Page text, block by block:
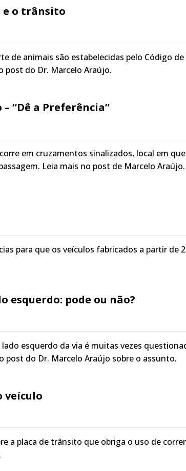
e o trânsito
de animais são estabelecidas pelo Código de
post do Dr. Marcelo Araújo.
“Dê a Preferência”
em cruzamentos sinalizados, local em
Leia mais no post de Marcelo Araújo.
para que os veículos fabricados a partir de
esquerdo: pode ou não?
esquerdo da via é muitas vezes
post do Dr. Marcelo Araújo sobre o assunto.
veículo
a placa de trânsito que obriga o uso de